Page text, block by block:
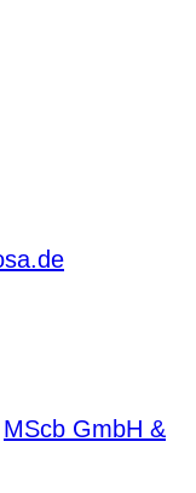
MScb GmbH &